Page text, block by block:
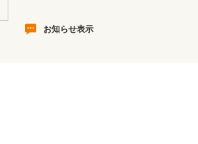
お知らせ表示